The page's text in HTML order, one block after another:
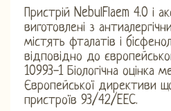
Пристрій NebulFlaem 4.0 і
виготовлені з
містять фталатів і
відповідно до
10993-1 Біологічна оцінка
Європейської директиви
пристроїв 93/42/EEC.